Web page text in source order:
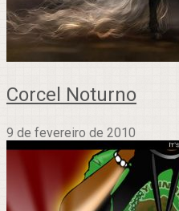
Corcel Noturno
9 de fevereiro de 2010